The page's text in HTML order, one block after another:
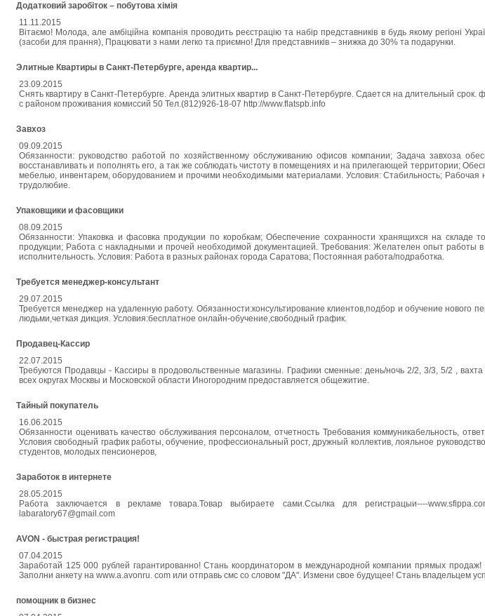
Додатковий заробіток – побутова хімія
11.11.2015
Вітаємо! Молода, але амбіційна компанія проводить реєстрацію та набір представників в будь якому регіоні
(засоби для прання), Працювати з нами легко та приємно! Для представників – знижка до 30% та подарунки.
Элитные Квартиры в Санкт-Петербурге, аренда квартир...
23.09.2015
Снять квартиру в Санкт-Петербурге. Аренда элитных квартир в Санкт-Петербурге. Сдается на длительный
с районом проживания комиссий 50 Тел.(812)926-18-07 http://www.flatspb.info
Завхоз
09.09.2015
Обязанности: руководство работой по хозяйственному обслуживанию офисов компании; Задача завхоза
восстанавливать и пополнять его, а так же соблюдать чистоту в помещениях и на прилегающей территории;
мебелью, инвентарем, оборудованием и прочими необходимыми материалами. Условия: Стабильность; Рабочая
трудолюбие.
Упаковщики и фасовщики
08.09.2015
Обязанности: Упаковка и фасовка продукции по коробкам; Обеспечение сохранности хранящихся на складе
продукции; Работа с накладными и прочей необходимой документацией. Требования: Желателен опыт работы
исполнительность. Условия: Работа в разных районах города Саратова; Постоянная работа/подработка.
Требуется менеджер-консультант
29.07.2015
Требуется менеджер на удаленную работу. Обязанности:консультирование клиентов,подбор и обучение нового
людьми,четкая дикция. Условия:бесплатное онлайн-обучение,свободный график.
Продавец-Кассир
22.07.2015
Требуются Продавцы - Кассиры в продовольственные магазины. Графики сменные: день/ночь 2/2, 3/3, 5/2 ,
всех округах Москвы и Московской области Иногородним предоставляется общежитие.
Тайный покупатель
16.06.2015
Обязанности оценивать качество обслуживания персоналом, отчетность Требования коммуникабельность,
Условия свободный график работы, обучение, профессиональный рост, дружный коллектив, лояльное
студентов, молодых пенсионеров,
Заработок в интернете
28.05.2015
Работа заключается в рекламе товара.Товар выбираете сами.Ссылка для регистрацыи----
labaratory67@gmail.com
AVON - быстрая регистрация!
07.04.2015
Заработай 125 000 рублей гарантированно! Стань координатором в международной компании прямых
Заполни анкету на www.a.avonru. com или отправь смс со словом "ДА". Измени свое будущее! Стань владельцем
помощник в бизнес